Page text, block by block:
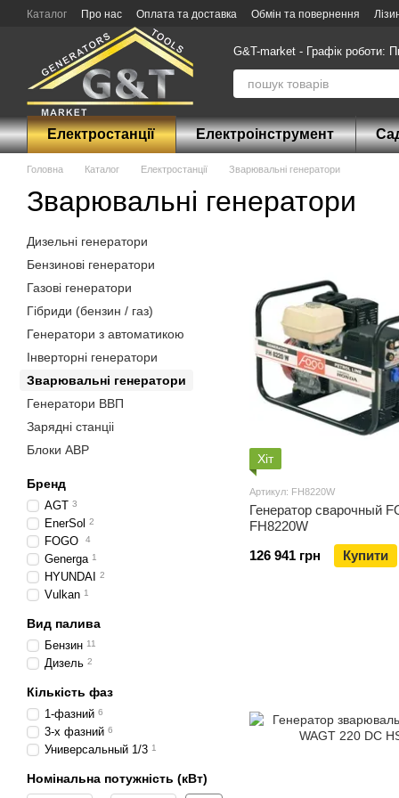
Перейти до основного контенту
Каталог Про нас Оплата та доставка Обмін та повернення
G&T-market - Графік роботи:
Електростанції Електроінструмент
Головна Каталог Електростанції Зварювальні генератори
Зварювальні генератори
Хіт
Артикул: FH8220W
Генератор сварочный
FH8220W
126 941 грн
Купити
Дизельні генератори
Бензинові генератори
Газові генератори
Гібриди (бензин / газ)
Генератори з автоматикою
Інверторні генератори
Зварювальні генератори
Генератори ВВП
Зарядні станціі
Блоки АВР
Бренд
AGT 3
EnerSol 2
FOGO 4
Generga 1
HYUNDAI 2
Vulkan 1
Вид палива
Бензин 11
Дизель 2
Кількість фаз
1-фазний 6
3-х фазний 6
Универсальный 1/3 1
Номінальна потужність (кВт)